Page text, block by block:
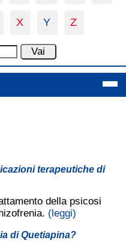
X Y Z
terapeutiche di
della psicosi
(leggi)
di Quetiapina?